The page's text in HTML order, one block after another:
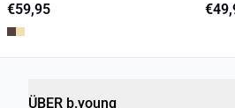
€59,95
ÜBER b.young